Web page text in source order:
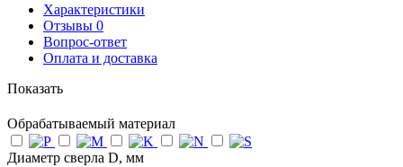
Характеристики
Отзывы 0
Вопрос-ответ
Оплата и доставка
Показать
Обрабатываемый материал
Диаметр сверла D, мм